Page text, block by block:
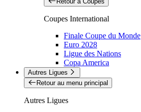
Coupes International
Finale Coupe du Monde
Euro 2028
Ligue des Nations
Copa America
Autres Ligues
Retour au menu principal
Autres Ligues